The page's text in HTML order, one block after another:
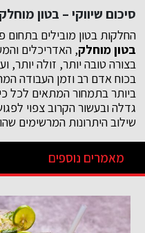
סיכום שיווקי – בטון
החלקות בטון מובילים
בטון מוחלק, האדריכלים
בצורה טובה יותר, זולה יותר,
בכוח אדם רב וזמן העבודה
ביותר בתמחור המתאים לכל
גדלה ובעשור הקרוב צפוי
שילוב היתרונות המרשימים
מאמרים נוספים